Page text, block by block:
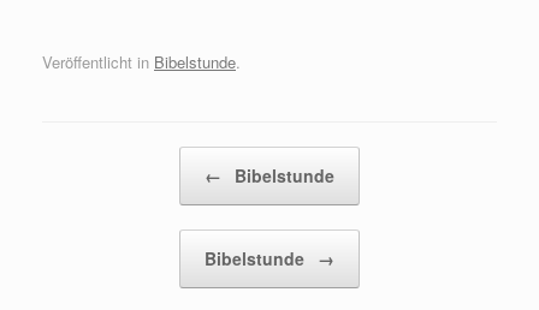
Veröffentlicht in Bibelstunde.
← Bibelstunde
Bibelstunde →